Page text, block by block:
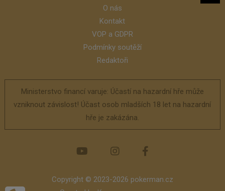
O nás
Kontakt
VOP a GDPR
Podmínky soutěží
Redaktoři
Ministerstvo financí varuje: Účastí na hazardní hře může
vzniknout závislost! Účast osob mladších 18 let na hazardní
hře je zakázána.
Copyright © 2023-2026 pokerman.cz